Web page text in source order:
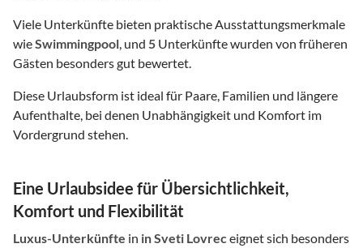
Viele Unterkünfte bieten praktische Ausstattungsmerkmale
wieSwimmingpool, und 5 Unterkünfte wurden von früheren
Gästen besonders gut bewertet.
Diese Urlaubsform ist ideal für Paare, Familien und längere
Aufenthalte, bei denen Unabhängigkeit und Komfort im
Vordergrund stehen.
Eine Urlaubsidee für Übersichtlichkeit,
Komfort und Flexibilität
Luxus-Unterkünfte in in Sveti Lovreceignet sich besonders